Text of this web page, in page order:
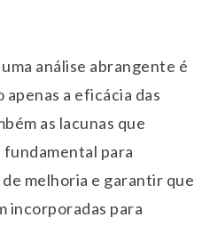
análise abrangente é
apenas a eficácia das
as lacunas que
fundamental para
melhoria e garantir que
incorporadas para